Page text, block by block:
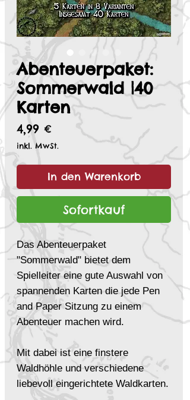
Abenteuerpaket:
Sommerwald |40
Karten
4,99 € Preis
inkl. MwSt.
In den Warenkorb
Sofortkauf
Das Abenteuerpaket
"Sommerwald" bietet dem
Spielleiter eine gute Auswahl von
spannenden Karten die jede Pen
and Paper Sitzung zu einem
Abenteuer machen wird.
Mit dabei ist eine finstere
Waldhöhle und verschiedene
liebevoll eingerichtete Waldkarten.